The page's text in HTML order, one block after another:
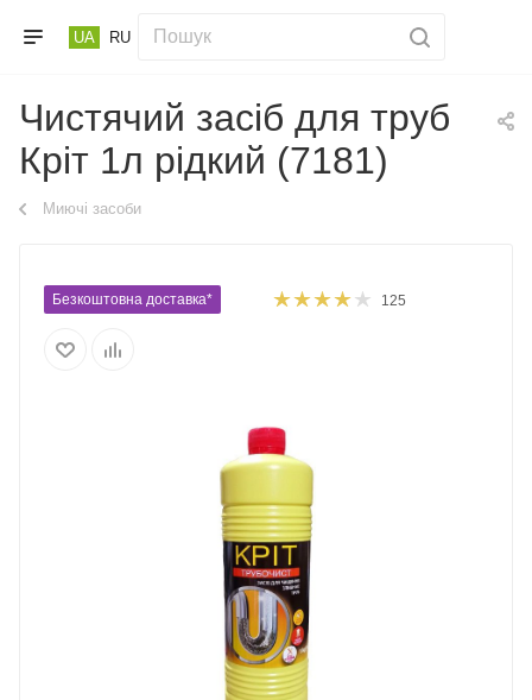
UA RU
Чистячий засіб для труб
Кріт 1л рідкий (7181)
Миючі засоби
Безкоштовна доставка* 125